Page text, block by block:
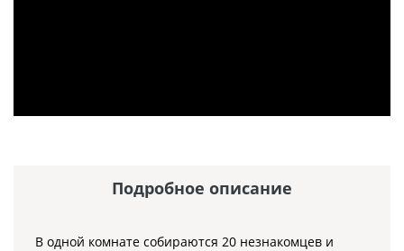
Подробное описание
В одной комнате собираются 20 незнакомцев и